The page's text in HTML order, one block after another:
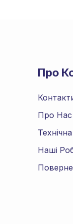
Про
Про Нас
Наші